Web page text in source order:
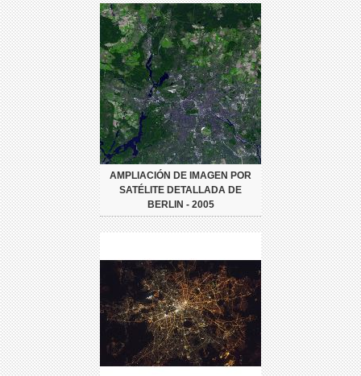
AMPLIACIÓN DE IMAGEN POR
SATÉLITE DETALLADA DE
BERLIN - 2005